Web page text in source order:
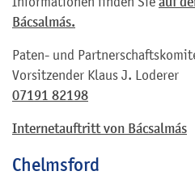
Bácsalmás.
Paten- und
Vorsitzender Klaus J. Loderer
07191 82198
Internetauftritt von Bácsalmás
Chelmsford